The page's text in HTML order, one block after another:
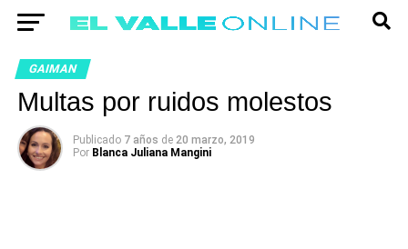
GAIMAN
Multas por ruidos molestos
Publicado 7 años de 20 marzo, 2019
Por Blanca Juliana Mangini